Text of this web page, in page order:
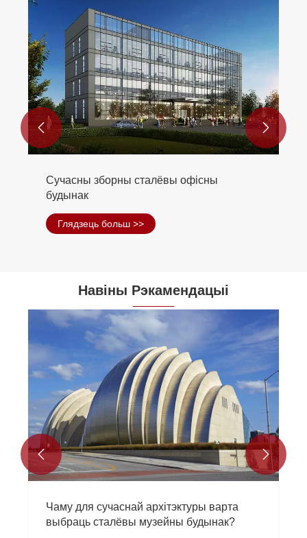
Сталёвая вертыкальная ферма
 
Навіны Рэкамендацыі
Добрыя навіны: Кампанія была ў гонар
апынуцца ў спісе першай партыі
 